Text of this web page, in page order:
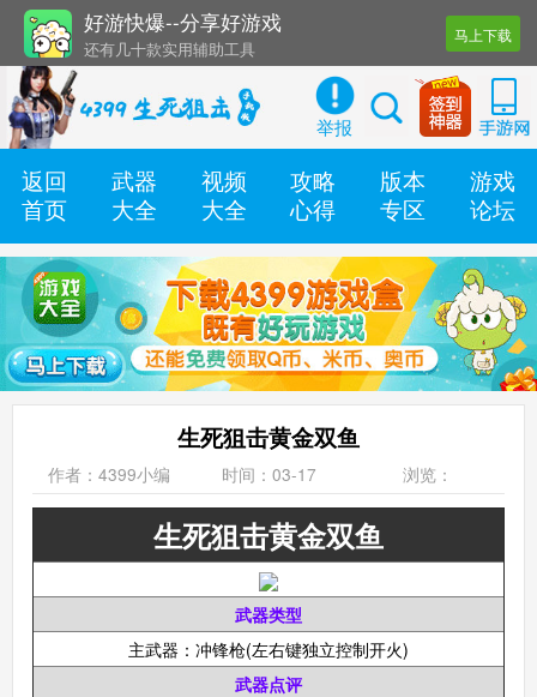
好游快爆--分享好游戏
还有几十款实用辅助工具
海量手游攻略 第一时间更新
马上下载
举报
返回
首页
武器
大全
视频
大全
攻略
心得
版本
专区
游戏
论坛
生死狙击黄金双鱼
作者：4399小编 时间：03-17 浏览：
生死狙击黄金双鱼
武器类型
主武器：冲锋枪(左右键独立控制开火)
武器点评